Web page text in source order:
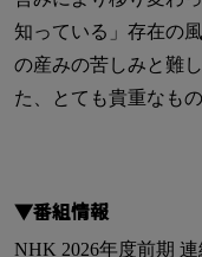
知っている」存在の
の産みの苦しみと難
た、とても貴重なも
▼番組情報
NHK 2026年度前期